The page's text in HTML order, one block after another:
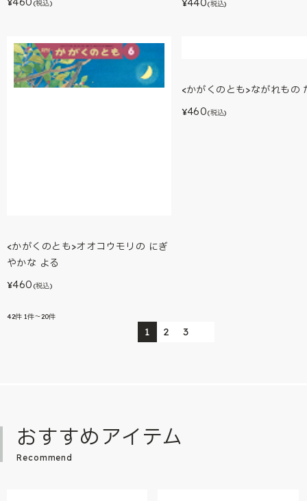
¥ (税込) ¥ (税込)
<かがくのとも>オオコウモリの にぎ
やかな よる
¥460 (税込)
<かがくのとも>ながれもの
¥460(税込)
42件 1件～20件
1 2 3
おすすめアイテム
Recommend